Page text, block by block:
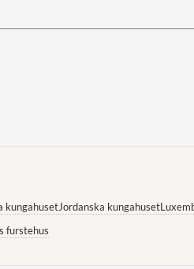
kungahusetJordanska kungahuset
furstehus